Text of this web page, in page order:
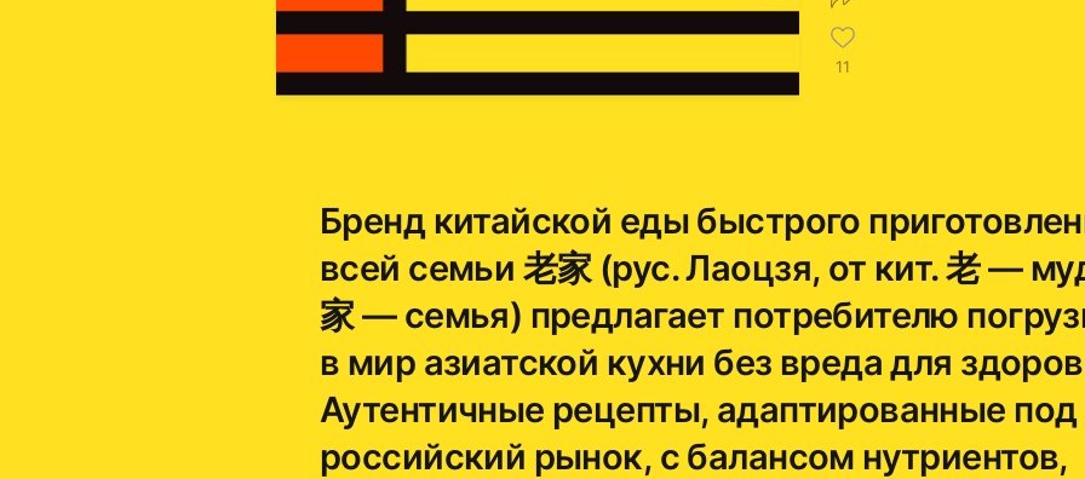
11
Бренд китайской еды быстрого
всей семьи 老家 (рус. Лаоцзя, от кит. 老 —
家 — семья) предлагает потребителю
в мир азиатской кухни без вреда для
Аутентичные рецепты, адаптированные под
российский рынок, с балансом нутриентов,